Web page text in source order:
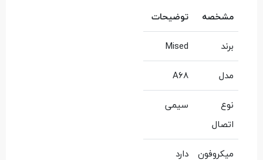
مشخصه
توضیحات
برند
Mised
مدل
A68
نوع
اتصال
سیمی
میکروفون
دارد